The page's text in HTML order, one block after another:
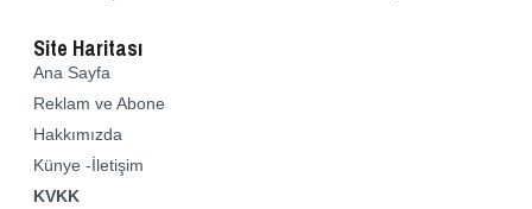
Site Haritası
Ana Sayfa
Reklam ve Abone
Hakkımızda
Künye -İletişim
KVKK